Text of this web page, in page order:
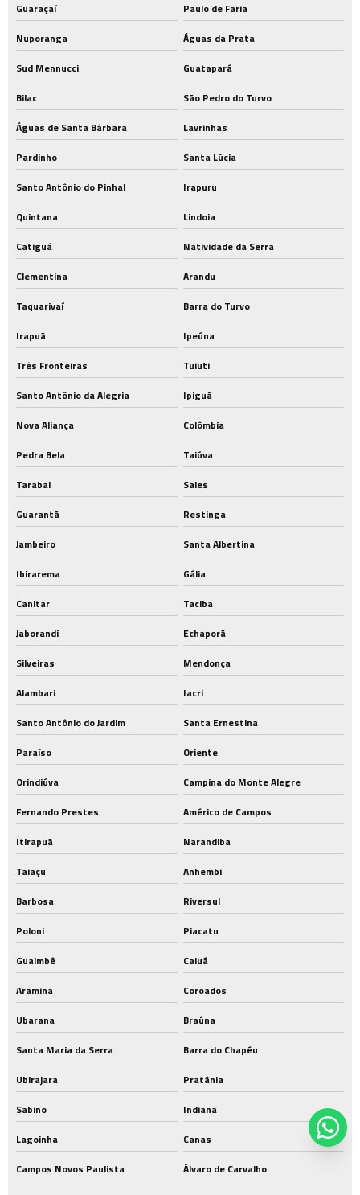
Guaraçaí
Paulo de Faria
Nuporanga
Águas da Prata
Sud Mennucci
Guatapará
Bilac
São Pedro do Turvo
Águas de Santa Bárbara
Lavrinhas
Pardinho
Santa Lúcia
Santo Antônio do Pinhal
Irapuru
Quintana
Lindoia
Catiguá
Natividade da Serra
Clementina
Arandu
Taquarivaí
Barra do Turvo
Irapuã
Ipeúna
Três Fronteiras
Tuiuti
Santo Antônio da Alegria
Ipiguá
Nova Aliança
Colômbia
Pedra Bela
Taiúva
Tarabai
Sales
Guarantã
Restinga
Jambeiro
Santa Albertina
Ibirarema
Gália
Canitar
Taciba
Jaborandi
Echaporã
Silveiras
Mendonça
Alambari
Iacri
Santo Antônio do Jardim
Santa Ernestina
Paraíso
Oriente
Orindiúva
Campina do Monte Alegre
Fernando Prestes
Américo de Campos
Itirapuã
Narandiba
Taiaçu
Anhembi
Barbosa
Riversul
Poloni
Piacatu
Guaimbê
Caiuá
Aramina
Coroados
Ubarana
Braúna
Santa Maria da Serra
Barra do Chapéu
Ubirajara
Pratânia
Sabino
Indiana
Lagoinha
Canas
Campos Novos Paulista
Álvaro de Carvalho